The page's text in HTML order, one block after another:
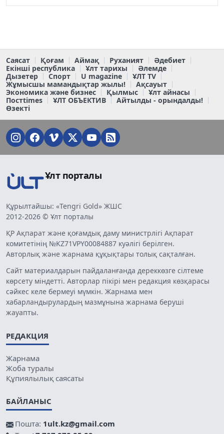
Саясат Қоғам Аймақ Руханият
Әдебиет
Екінші республика
Ұлт тарихы
Әлемде
Дызетер
Спорт U magazine
ҰЛТ TV
Жұмысшы мамандықтар жылы!
Ақсауыт
Экономика және бизнес
Қылмыс
Ұлт айнасы
Постtimes
ҰЛТ ОБЪЕКТИВ
Айтылды - орындалды!
Өзекті
Ұлт порталы
Құрылтайшы: «Tengri Gold» ЖШС
2012-2026 © Ұлт порталы
ҚР Ақпарат және қоғамдық даму министрлігі Ақпарат
комитетінің №KZ71VPY00084887 куәлігі берілген.
Авторлық және жарнама құқықтары толық сақталған.
Сайт материалдарын пайдаланғанда дереккөзге сілтеме
көрсету міндетті. Авторлар пікірі мен редакция көзқарасы
сәйкес келе бермеуі мүмкін. Жарнама мен
хабарландырулардың мазмұнына жарнама беруші
жауапты.
РЕДАКЦИЯ
Жарнама
Жоба туралы
Құпиялылық саясаты
БАЙЛАНЫС
Пошта: 1ult.kz@gmail.com